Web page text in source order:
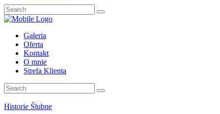
Galeria
Oferta
Kontakt
O mnie
Strefa Klienta
Historie Ślubne